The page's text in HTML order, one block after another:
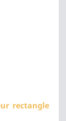
rectangle